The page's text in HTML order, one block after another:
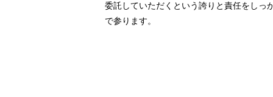
委託していただくという誇りと責任をしっ
で参ります。